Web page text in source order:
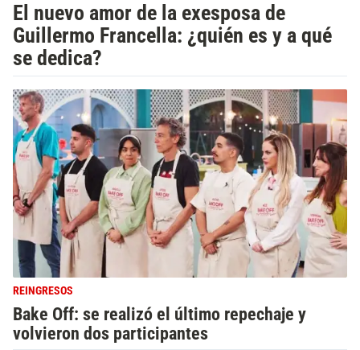
El nuevo amor de la exesposa de
Guillermo Francella: ¿quién es y a qué
se dedica?
REINGRESOS
Bake Off: se realizó el último repechaje y
volvieron dos participantes